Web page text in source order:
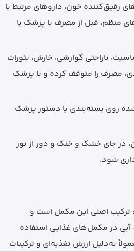
رقیق‌کننده خون، داروهای مرتبط با
منظم، قبل از مصرف با پزشک یا
ناراحتی گوارشی، خارش، بثورات
مصرف را متوقف کرده و با پزشک
روی بسته‌بندی یا دستور پزشک
در جای خشک و خنک و دور از نور
شود.
ترکیب اصلی این مکمل است و
آبی در مکمل‌های غذایی استفاده
به‌دلیل ارزش تغذیه‌ای و ترکیبات